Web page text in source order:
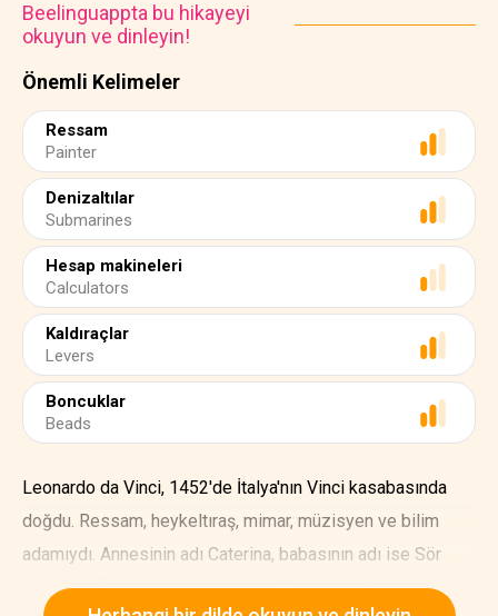
Önemli Kelimeler
Ressam
Painter
Denizaltılar
Submarines
Hesap makineleri
Calculators
Kaldıraçlar
Levers
Boncuklar
Beads
Beelinguappta bu hikayeyi
okuyun ve dinleyin!
Leonardo da Vinci, 1452'de İtalya'nın Vinci kasabasında
doğdu. Ressam, heykeltıraş, mimar, müzisyen ve bilim
adamıydı. Annesinin adı Caterina, babasının adı ise Sör
Piero'ydu. İki erkek kardeşi vardı: Piero ve Antonio.